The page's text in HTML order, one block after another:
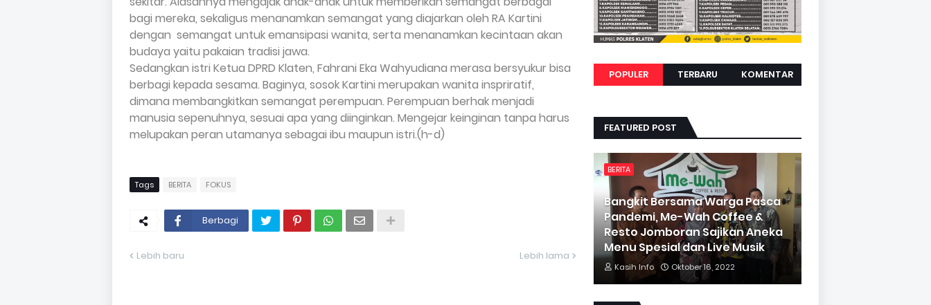
bagi mereka, sekaligus menanamkan semangat yang diajarkan oleh RA Kartini
dengan semangat untuk emansipasi wanita, serta menanamkan kecintaan akan
budaya yaitu pakaian tradisi jawa.
Sedangkan istri Ketua DPRD Klaten, Fahrani Eka Wahyudiana merasa bersyukur bisa
berbagi kepada sesama. Baginya, sosok Kartini merupakan wanita inspriratif,
dimana membangkitkan semangat perempuan. Perempuan berhak menjadi
manusia sepenuhnya, sesuai apa yang diinginkan. Mengejar keinginan tanpa harus
melupakan peran utamanya sebagai ibu maupun istri.(h-d)
Tags BERITA FOKUS
Berbagi
Lebih baru Lebih lama
POPULER TERBARU KOMENTAR
FEATURED POST
BERITA
Bangkit Bersama Warga Pasca
Pandemi, Me-Wah Coffee &
Resto Jomboran Sajikan Aneka
Menu Spesial dan Live Musik
Kasih Info Oktober 16, 2022